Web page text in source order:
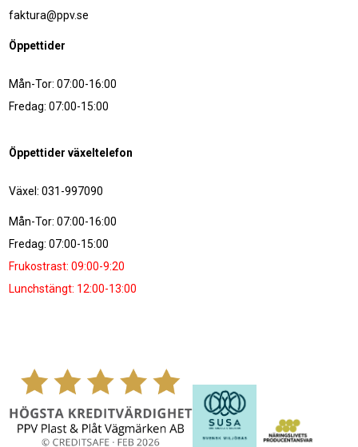
faktura@ppv.se
Öppettider
Mån-Tor: 07:00-16:00
Fredag: 07:00-15:00
Öppettider växeltelefon
Växel: 031-997090
Mån-Tor: 07:00-16:00
Fredag: 07:00-15:00
Frukostrast: 09:00-9:20
Lunchstängt: 12:00-13:00